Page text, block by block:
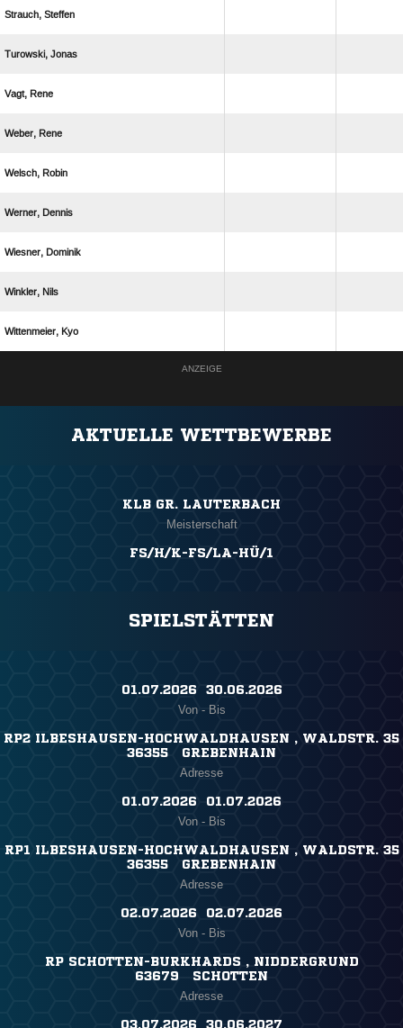
 
 
 
 
 
 
 
 
 
ANZEIGE
AKTUELLE WETTBEWERBE
KLB GR. LAUTERBACH
Meisterschaft
FS/H/K-FS/LA-HÜ/1
SPIELSTÄTTEN
01.07.2026 ​ 30.06.2026
Von - Bis
RP2 ILBESHAUSEN-HOCHWALDHAUSEN , WALDSTR. 35
36355 GREBENHAIN
Adresse
01.07.2026 ​ 01.07.2026
Von - Bis
RP1 ILBESHAUSEN-HOCHWALDHAUSEN , WALDSTR. 35
36355 GREBENHAIN
Adresse
02.07.2026 ​ 02.07.2026
Von - Bis
RP SCHOTTEN-BURKHARDS , NIDDERGRUND
63679 SCHOTTEN
Adresse
03.07.2026 ​ 30.06.2027